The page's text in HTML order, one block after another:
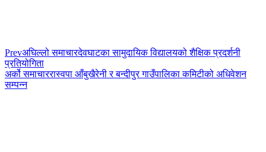
Prevअघिल्लो समाचारदेवघाटका सामुदायिक विद्यालयको शैक्षिक प्रदर्शनी
प्रतियोगिता
अर्को समाचाररास्वपा आँबुखैरेनी र बन्दीपुर गाउँपालिका कमिटीको अधिवेशन
सम्पन्न